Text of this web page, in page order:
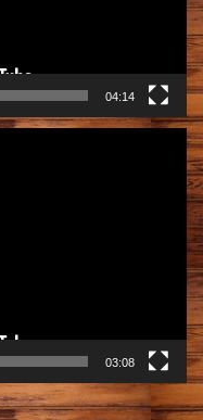
04:14
03:08